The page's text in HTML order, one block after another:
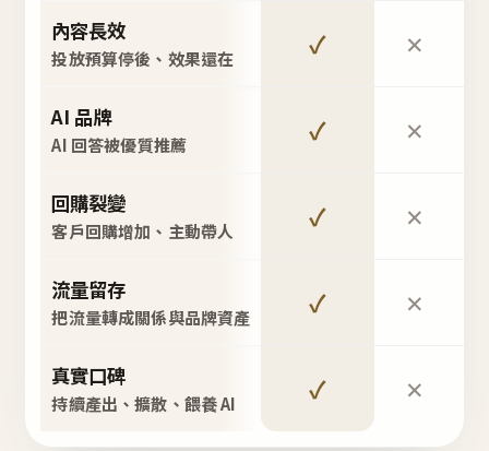
內容長效
投放預算停後、效果還在 ✓ ✕
AI 品牌
AI 回答被優質推薦 ✓ ✕
回購裂變
客戶回購增加、主動帶人 ✓ ✕
流量留存
把流量轉成關係與品牌資產 ✓ ✕
真實口碑
持續產出、擴散、餵養 AI ✓ ✕